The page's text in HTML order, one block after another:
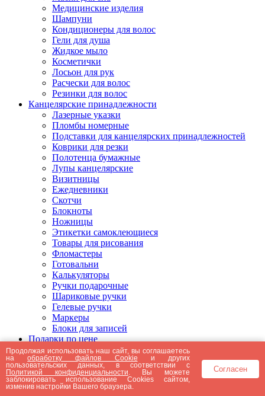
Медицинские изделия
Шампуни
Кондиционеры для волос
Гели для душа
Жидкое мыло
Косметички
Лосьон для рук
Расчески для волос
Резинки для волос
Канцелярские принадлежности
Лазерные указки
Пломбы номерные
Подставки для канцелярских принадлежностей
Коврики для резки
Полотенца бумажные
Лупы канцелярские
Визитницы
Ежедневники
Скотчи
Блокноты
Ножницы
Этикетки самоклеющиеся
Товары для рисования
Фломастеры
Готовальни
Калькуляторы
Ручки подарочные
Шариковые ручки
Гелевые ручки
Маркеры
Блоки для записей
Подарки по цене
Подарки от 5000 рублей
Подарки до 5000 рублей
Подарки до 3000 рублей
Подарки до 2000 рублей
Подарки до 1000 рублей
Продолжая использовать наш сайт, вы соглашаетесь
наобработку файлов Cookie и других
пользовательских данных, в соответствии с
Политикой конфиденциальности . Вы можете
заблокировать использование Cookies сайтом,
изменив настройки Вашего браузера.
Согласен